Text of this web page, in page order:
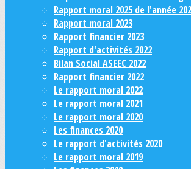
Rapport moral 2025 de l'année
Rapport moral 2023
Rapport financier 2023
Rapport d'activités 2022
Bilan Social ASEEC 2022
Rapport financier 2022
Le rapport moral 2022
Le rapport moral 2021
Le rapport moral 2020
Les finances 2020
Le rapport d'activités 2020
Le rapport moral 2019